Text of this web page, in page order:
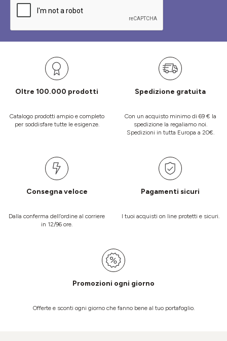
Oltre 100.000 prodotti
Catalogo prodotti ampio e completo
per soddisfare tutte le esigenze.
Spedizione gratuita
Con un acquisto minimo di 69 € la
spedizione la regaliamo noi.
Spedizioni in tutta Europa a 20€.
Consegna veloce
Dalla conferma dell’ordine al corriere
in 12/96 ore.
Pagamenti sicuri
I tuoi acquisti on line protetti e sicuri.
Promozioni ogni giorno
Offerte e sconti ogni giorno che fanno bene al tuo portafoglio.